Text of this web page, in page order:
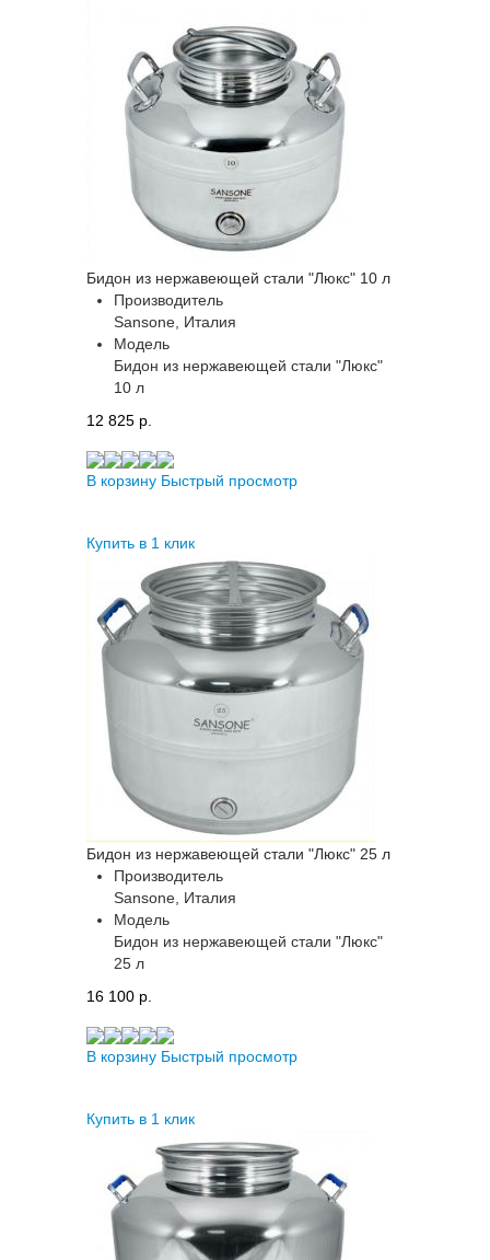
Бидон из нержавеющей стали "Люкс" 10 л
Производитель
Sansone, Италия
Модель
Бидон из нержавеющей стали "Люкс"
10 л
12 825 p.
В корзину Быстрый просмотр
Купить в 1 клик
Бидон из нержавеющей стали "Люкс" 25 л
Производитель
Sansone, Италия
Модель
Бидон из нержавеющей стали "Люкс"
25 л
16 100 p.
В корзину Быстрый просмотр
Купить в 1 клик